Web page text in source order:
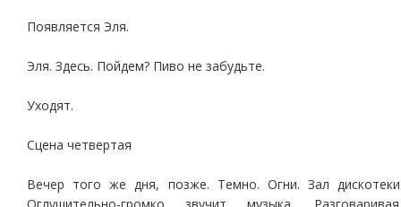
Появляется Эля.
Эля. Здесь. Пойдем? Пиво не забудьте.
Уходят.
Сцена четвертая
Вечер того же дня, позже. Темно. Огни. Зал